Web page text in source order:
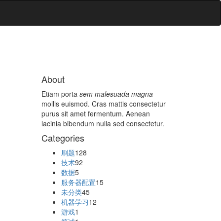
About
Etiam porta sem malesuada magna
mollis euismod. Cras mattis consectetur
purus sit amet fermentum. Aenean
lacinia bibendum nulla sed consectetur.
Categories
刷题128
技术92
数据5
服务器配置15
未分类45
机器学习12
游戏1